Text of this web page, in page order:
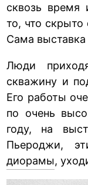
сквозь время
то, что
Сама
Люди
скважину и
Его работы
по очень
году, на
Пьероджи,
диорамы,